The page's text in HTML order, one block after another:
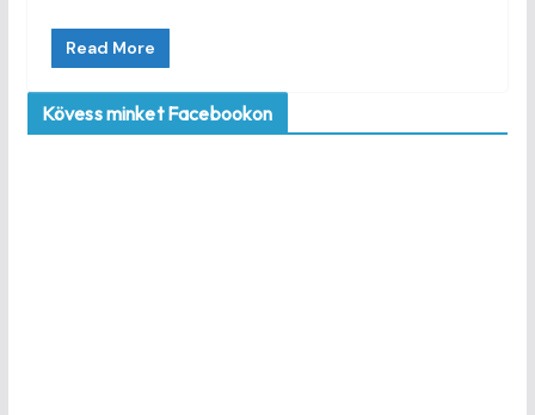
Read More
Kövess minket Facebookon